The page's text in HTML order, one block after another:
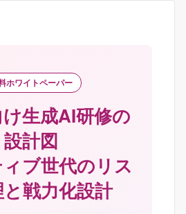
ホワイトペーパー
生成AI研修の
設計図
ブ世代のリス
戦力化設計